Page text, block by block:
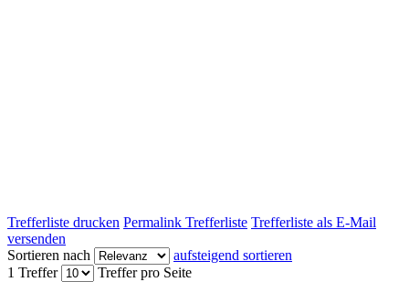
Trefferliste drucken Permalink Trefferliste Trefferliste als E-Mail
versenden
Sortieren nach
aufsteigend sortieren
1 Treffer
Treffer pro Seite